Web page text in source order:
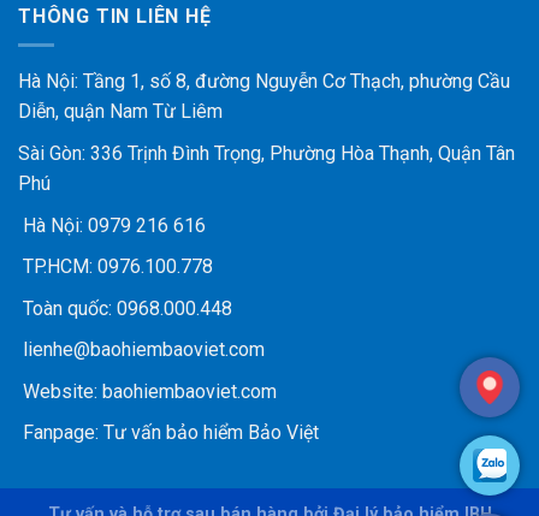
THÔNG TIN LIÊN HỆ
Hà Nội: Tầng 1, số 8, đường Nguyễn Cơ Thạch, phường Cầu
Diễn, quận Nam Từ Liêm
Sài Gòn: 336 Trịnh Đình Trọng, Phường Hòa Thạnh, Quận Tân
Phú
Hà Nội: 0979 216 616
TP.HCM: 0976.100.778
Toàn quốc: 0968.000.448
lienhe@baohiembaoviet.com
Website: baohiembaoviet.com
Fanpage: Tư vấn bảo hiểm Bảo Việt